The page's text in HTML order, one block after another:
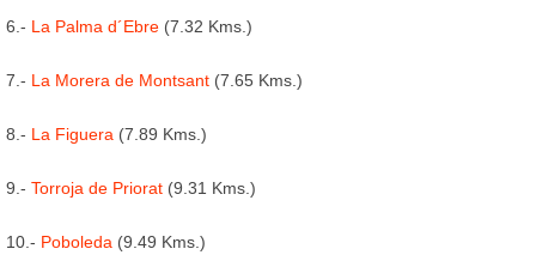
6.- La Palma d´Ebre (7.32 Kms.)
7.- La Morera de Montsant (7.65 Kms.)
8.- La Figuera (7.89 Kms.)
9.- Torroja de Priorat (9.31 Kms.)
10.- Poboleda (9.49 Kms.)